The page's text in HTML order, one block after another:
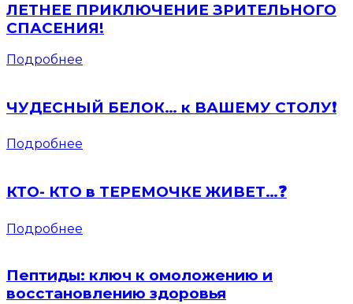
ЛЕТНЕЕ ПРИКЛЮЧЕНИЕ ЗРИТЕЛЬНОГО
СПАСЕНИЯ!
Подробнее
ЧУДЕСНЫЙ БЕЛОК… к ВАШЕМУ СТОЛУ❗️
Подробнее
КТО- КТО в ТЕРЕМОЧКЕ ЖИВЕТ…❓
Подробнее
Пептиды: ключ к омоложению и
восстановлению здоровья